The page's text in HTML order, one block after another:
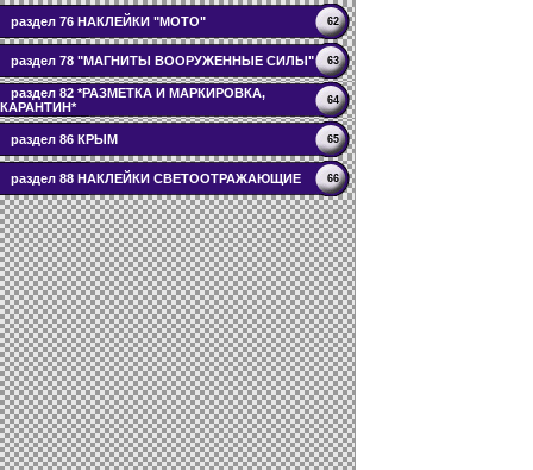
раздел 76 НАКЛЕЙКИ "МОТО" 62
раздел 78 "МАГНИТЫ ВООРУЖЕННЫЕ СИЛЫ" 63
раздел 82 *РАЗМЕТКА И МАРКИРОВКА,
КАРАНТИН*
64
раздел 86 КРЫМ 65
раздел 88 НАКЛЕЙКИ СВЕТООТРАЖАЮЩИЕ 66